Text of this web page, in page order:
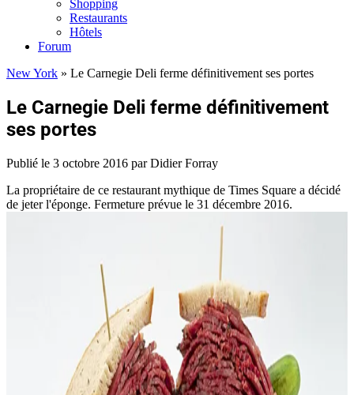
Shopping
Restaurants
Hôtels
Forum
New York » Le Carnegie Deli ferme définitivement ses portes
Le Carnegie Deli ferme définitivement
ses portes
Publié le 3 octobre 2016 par Didier Forray
La propriétaire de ce restaurant mythique de Times Square a décidé
de jeter l'éponge. Fermeture prévue le 31 décembre 2016.